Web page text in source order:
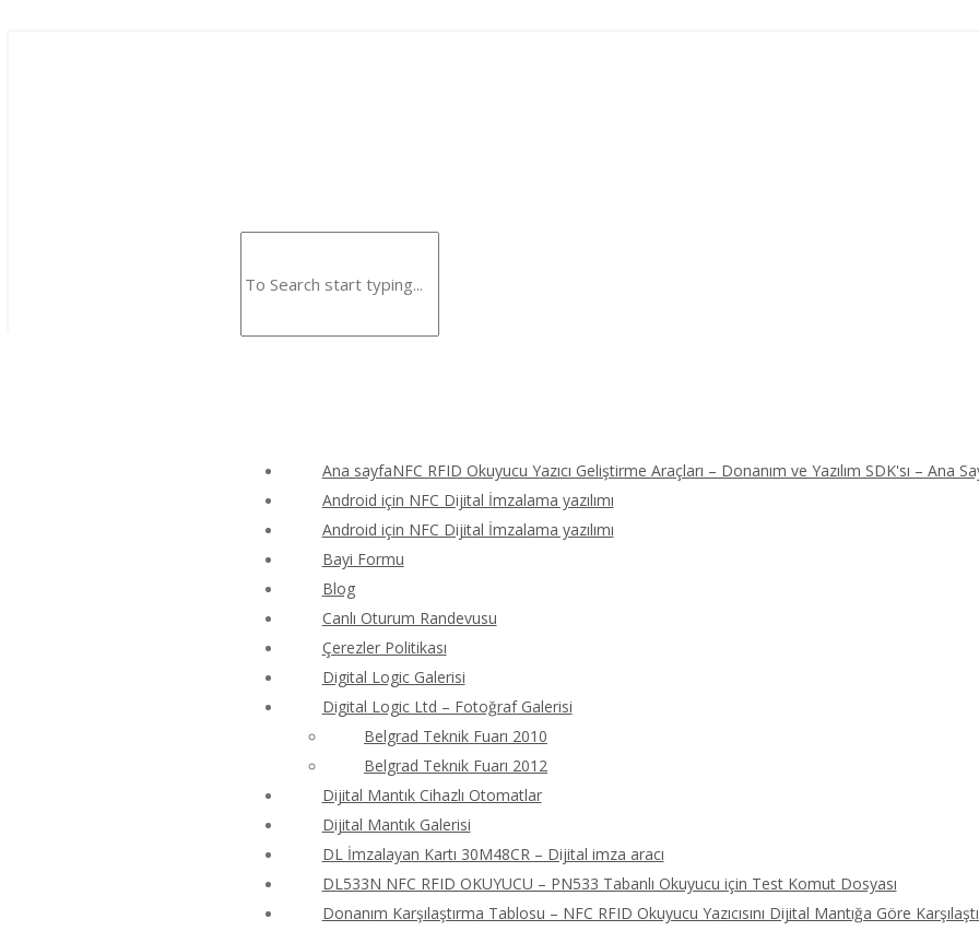
Ana sayfaNFC RFID Okuyucu Yazıcı Geliştirme Araçları – Donanım ve Yazılım SDK'sı – Ana
Android için NFC Dijital İmzalama yazılımı
Android için NFC Dijital İmzalama yazılımı
Bayi Formu
Blog
Canlı Oturum Randevusu
Çerezler Politikası
Digital Logic Galerisi
Digital Logic Ltd – Fotoğraf Galerisi
Belgrad Teknik Fuarı 2010
Belgrad Teknik Fuarı 2012
Dijital Mantık Cihazlı Otomatlar
Dijital Mantık Galerisi
DL İmzalayan Kartı 30M48CR – Dijital imza aracı
DL533N NFC RFID OKUYUCU – PN533 Tabanlı Okuyucu için Test Komut Dosyası
Donanım Karşılaştırma Tablosu – NFC RFID Okuyucu Yazıcısını Dijital Mantığa Göre